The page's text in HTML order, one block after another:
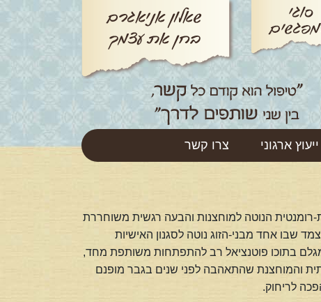
ייעוץ ארגוני צרו קשר
רומנטית הנוטה למוחצנות והבעה רגשית משוחררת
שבו אחד מבני-הזוג נוטה לסגנון האישיות
בתוכו פוטנציאל רב להתפתחות משותפת מחד,
והמוחצנת שהתאהבה לפני שנים בגבר מופנם
לריחוק.